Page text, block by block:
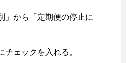
」から「定期便の停止に
ェックを入れる。